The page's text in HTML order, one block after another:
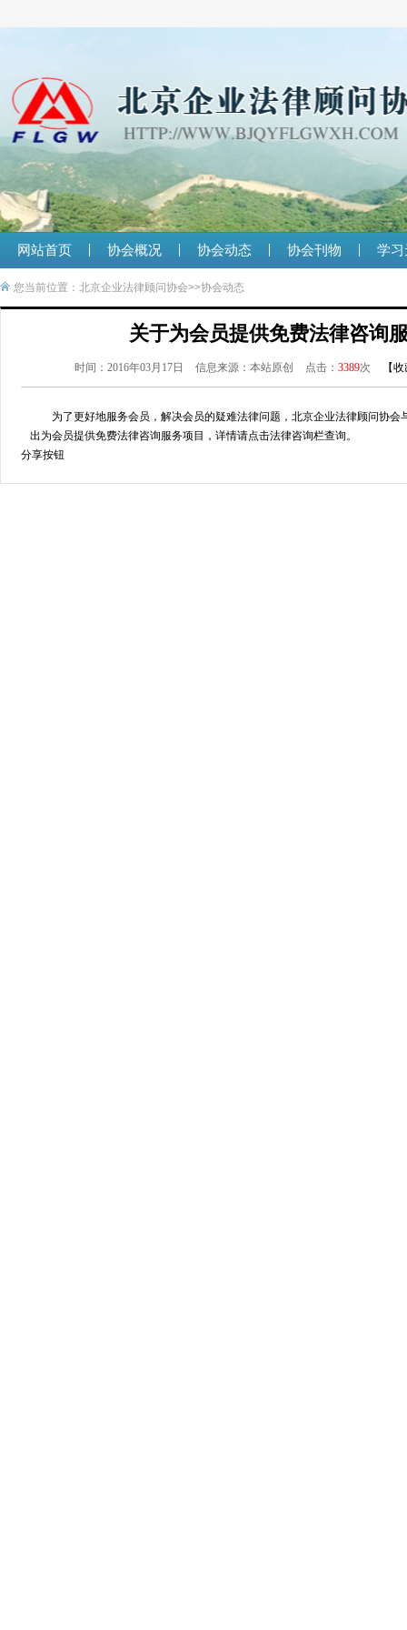
网站首页 协会概况 协会动态 协会刊物 学
您当前位置： 北京企业法律顾问协会>>协会动态
关于为会员提供免费法律咨询
时间：2016年03月17日 信息来源：本站原创 点击： 3389次 【收
为了更好地服务会员，解决会员的疑难法律问题，北京企业法律顾问协
出为会员提供免费法律咨询服务项目，详情请点击法律咨询栏查询。
分享按钮